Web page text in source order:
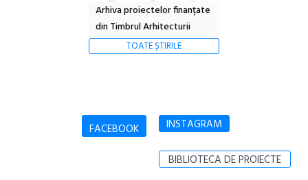
Arhiva proiectelor finanțate
din Timbrul Arhitecturii
TOATE ȘTIRILE
FACEBOOK INSTAGRAM
BIBLIOTECA DE PROIECTE